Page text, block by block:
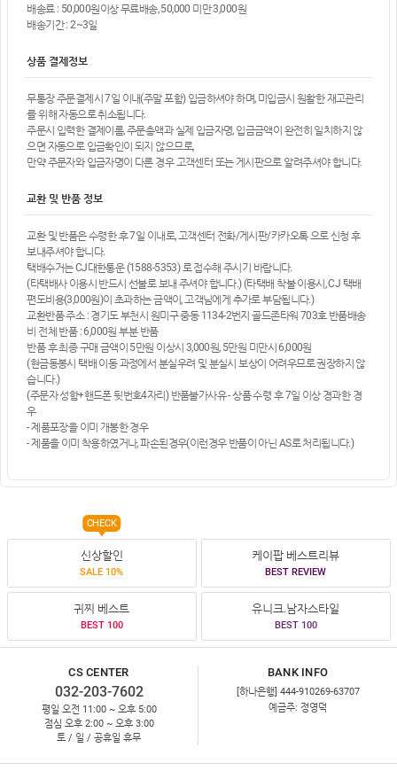
배송료 : 50,000원이상 무료배송, 50,000 미만 3,000원
배송기간 : 2~3일
상품 결제정보
무통장 주문결제시 7일 이내(주말 포함) 입금하셔야 하며, 미입금시 원활한 재고관리
를 위해 자동으로 취소됩니다.
주문시 입력한 결제이름, 주문총액과 실제 입금자명, 입금금액이 완전히 일치하지 않
으면 자동으로 입금확인이 되지 않으므로,
만약 주문자와 입금자명이 다른 경우 고객센터 또는 게시판으로 알려주셔야 합니다.
교환 및 반품 정보
교환 및 반품은 수령한 후 7일 이내로, 고객센터 전화/게시판/카카오톡 으로 신청 후
보내주셔야 합니다.
택배수거는 CJ대한통운 (1588-5353) 로 접수해 주시기 바랍니다.
(타택배사 이용시 반드시 선불로 보내 주셔야 합니다.) (타택배 착불 이용시, CJ 택배
편도비용(3,000원)이 초과하는 금액이, 고객님에게 추가로 부담됩니다.)
교환반품 주소 : 경기도 부천시 원미구 중동 1134-2번지 골드존타워 703호 반품배송
비 전체 반품 : 6,000원 부분 반품
반품 후 최종 구매 금액이 5만원 이상시 3,000원, 5만원 미만시 6,000원
(현금동봉시 택배 이동 과정에서 분실우려 및 분실시 보상이 어려우므로 권장하지 않
습니다.)
(주문자 성함+핸드폰 뒷번호4자리) 반품불가사유 - 상품 수령 후 7일 이상 경과한 경
우
- 제품포장을 이미 개봉한 경우
- 제품을 이미 착용하였거나, 파손된경우(이런경우 반품이 아닌 AS로 처리됩니다.)
신상할인
SALE 10%
CHECK
케이팝 베스트리뷰
BEST REVIEW
귀찌 베스트
BEST 100
유니크.남자스타일
BEST 100
CS CENTER
032-203-7602
평일 오전 11:00 ~ 오후 5:00
점심 오후 2:00 ~ 오후 3:00
토 / 일 / 공휴일 휴무
BANK INFO
[하나은행] 444-910269-63707
예금주: 정영덕